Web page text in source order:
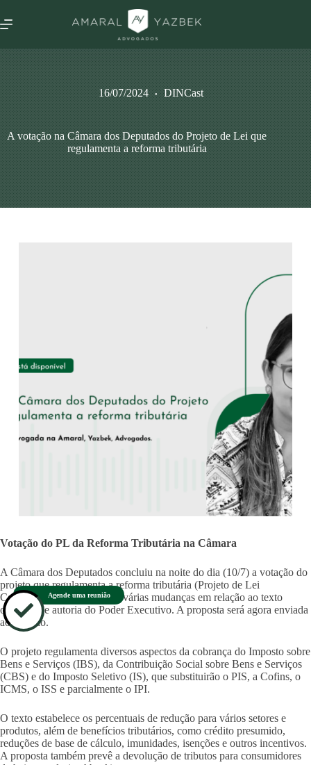
Agende uma reunião
16/07/2024 DINCast
A votação na Câmara dos Deputados do Projeto de Lei que
regulamenta a reforma tributária
Votação do PL da Reforma Tributária na Câmara
A Câmara dos Deputados concluiu na noite do dia (10/7) a votação do
projeto que regulamenta a reforma tributária (Projeto de Lei
Complementar 68/24), com várias mudanças em relação ao texto
original, de autoria do Poder Executivo. A proposta será agora enviada
ao Senado.
O projeto regulamenta diversos aspectos da cobrança do Imposto sobre
Bens e Serviços (IBS), da Contribuição Social sobre Bens e Serviços
(CBS) e do Imposto Seletivo (IS), que substituirão o PIS, a Cofins, o
ICMS, o ISS e parcialmente o IPI.
O texto estabelece os percentuais de redução para vários setores e
produtos, além de benefícios tributários, como crédito presumido,
reduções de base de cálculo, imunidades, isenções e outros incentivos.
A proposta também prevê a devolução de tributos para consumidores